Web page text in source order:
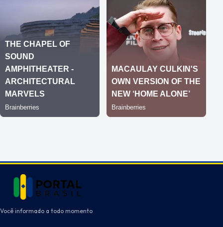
Você informado a todo momento